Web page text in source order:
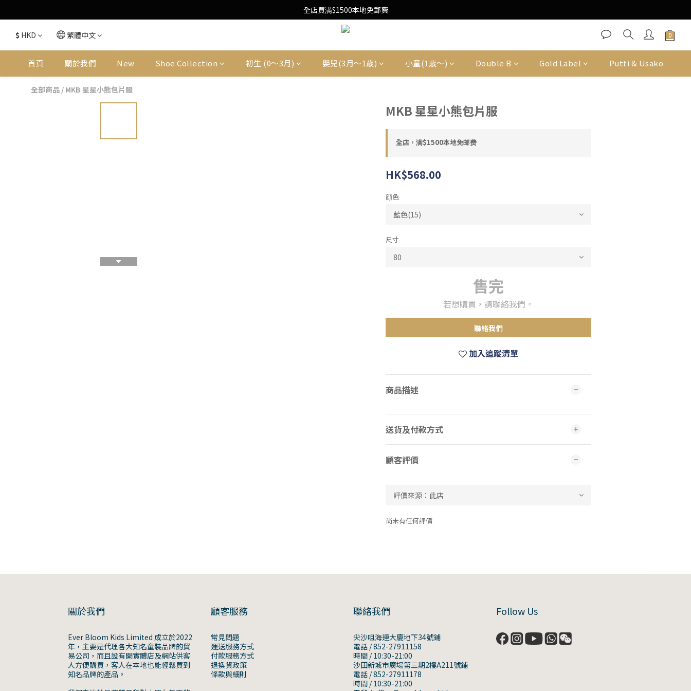
Free Local Shipping Upon $1500 purchase
全店買满$1500本地免郵費
Free Local Shipping Upon $1500 purchase
$ HKD 繁體中文
首頁 關於我們 New Shoe Collection 初生 (0〜3月) 嬰兒(3月〜1歳) 小童(1歳〜) Double B Gold Label Putti & Usako
全部商品 / MKB 星星小熊包片服
MKB 星星小熊包片服
全店，满$1500本地免邮费
HK$568.00
顔色
尺寸
售完
若想購買，請聯絡我們。
聯絡我們
加入追蹤清單
商品描述
送貨及付款方式
顧客評價
尚未有任何評價
關於我們
Ever Bloom Kids Limited 成立於2022
年，主要是代理各大知名童裝品牌的貿
易公司，而且設有開實體店及網站供客
人方便購買，客人在本地也能輕鬆買到
知名品牌的產品。
顧客服務
常見問題
運送服務方式
付款服務方式
退換貨政策
條款與細則
聯絡我們
尖沙咀海運大廈地下34號鋪
電話 / 852-27911158
時間 / 10:30-21:00
沙田新城市廣場第三期2樓A211號鋪
電話 / 852-27911178
時間 / 10:30-21:00
Follow Us